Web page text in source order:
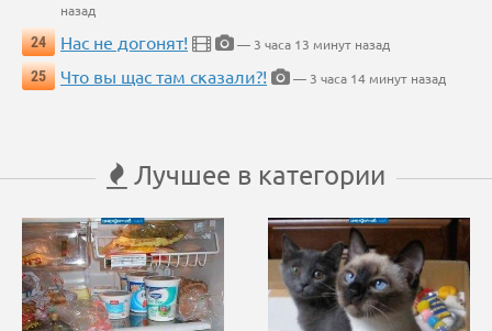
назад
24
Нас не догонят!
— 3 часа 13 минут назад
25
Что вы щас там сказали?! — 3 часа 14 минут назад
Лучшее в категории